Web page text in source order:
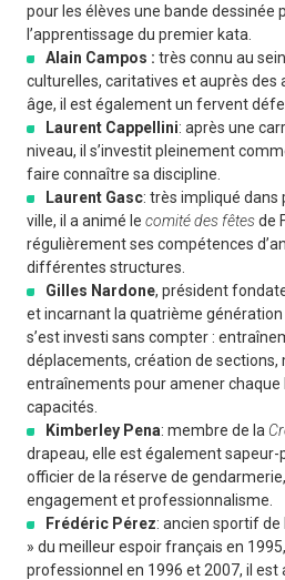
pour les élèves une bande dessinée
l’apprentissage du premier kata.
Alain Campos : très connu au
culturelles, caritatives et auprès des
âge, il est également un fervent
Laurent Cappellini: après une
niveau, il s’investit pleinement
faire connaître sa discipline.
Laurent Gasc: très impliqué dans
ville, il a animé le comité des fêtesde
régulièrement ses compétences
différentes structures.
Gilles Nardone, président
et incarnant la quatrième génération
s’est investi sans compter :
déplacements, création de sections,
entraînements pour amener chaque
capacités.
Kimberley Pena: membre de la
drapeau, elle est également
officier de la réserve de
engagement et professionnalisme.
Frédéric Pérez: ancien sportif de
» du meilleur espoir français en
professionnel en 1996 et 2007, il